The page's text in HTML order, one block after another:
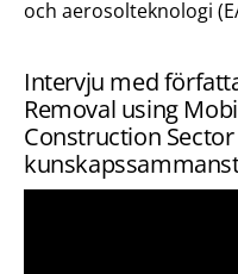
och aerosolteknologi
Intervju med
Removal using
Construction Sector